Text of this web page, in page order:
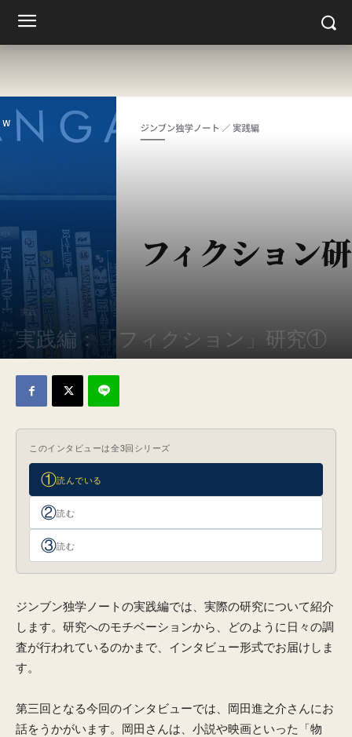
実践
実践編：「フィクション」研究①
このインタビューは全3回シリーズ
①読んでいる
②読む
③読む
ジンブン独学ノートの実践編では、実際の研究について紹介
します。研究へのモチベーションから、どのように日々の調
査が行われているのかまで、インタビュー形式でお届けしま
す。
第三回となる今回のインタビューでは、岡田進之介さんにお
話をうかがいます。岡田さんは、小説や映画といった「物